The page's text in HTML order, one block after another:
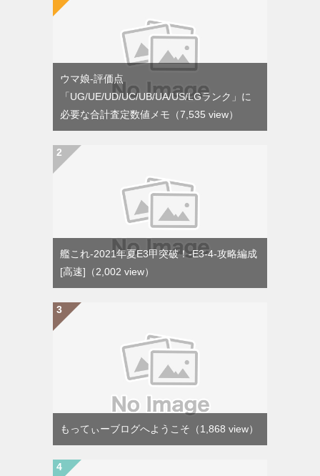
ウマ娘-評価点
「UG/UE/UD/UC/UB/UA/US/LGランク」に
必要な合計査定数値メモ （7,535 view）
艦これ-2021年夏E3甲突破！-E3-4-攻略編成
[高速] （2,002 view）
もってぃーブログへようこそ （1,868 view）